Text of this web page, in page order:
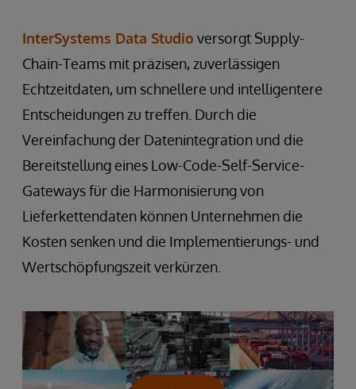
InterSystems Data Studio versorgt Supply-
Chain-Teams mit präzisen, zuverlässigen
Echtzeitdaten, um schnellere und intelligentere
Entscheidungen zu treffen. Durch die
Vereinfachung der Datenintegration und die
Bereitstellung eines Low-Code-Self-Service-
Gateways für die Harmonisierung von
Lieferkettendaten können Unternehmen die
Kosten senken und die Implementierungs- und
Wertschöpfungszeit verkürzen.